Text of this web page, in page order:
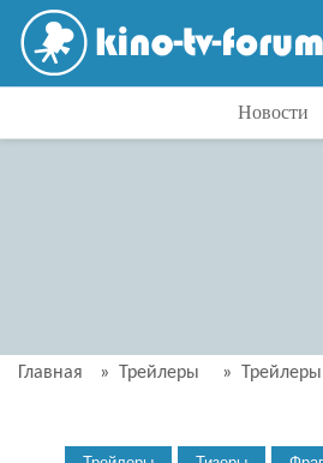
Новости
Главная » Трейлеры » Трейлеры